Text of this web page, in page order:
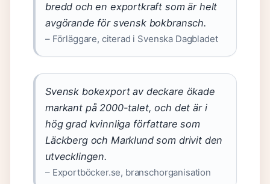
bredd och en exportkraft som är helt
avgörande för svensk bokbransch.
– Förläggare, citerad i Svenska Dagbladet
Svensk bokexport av deckare ökade
markant på 2000-talet, och det är i
hög grad kvinnliga författare som
Läckberg och Marklund som drivit den
utvecklingen.
– Exportböcker.se, branschorganisation